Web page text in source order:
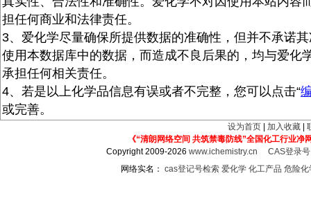
担任何商业和法律责任。
3、爱化学尽量确保所提供数据的准确性，但并不承诺
使用本数据库中的数据，而造成不良后果的，均与爱化
承担任何相关责任。
4、若是以上化学品信息有误或者不完整，您可以点击“
或完善。
设为首页 加入收藏
《“清朗网络空间 共筑禁毒防线”全国化工行业净
Copyright 2009-2026www.ichemistry.cn
CAS登录
网络实名： cas登记号检索 爱化学 化工产品 危险化